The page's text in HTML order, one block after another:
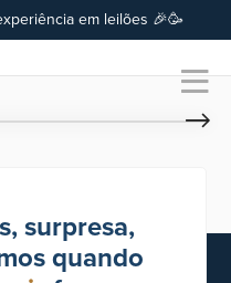
em leilões 🎉🥳
surpresa,
quando